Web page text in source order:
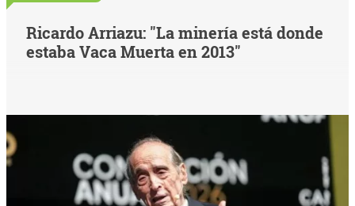
Ricardo Arriazu: "La minería está donde
estaba Vaca Muerta en 2013"